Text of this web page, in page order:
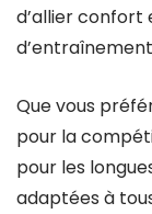
d’allier confort
Que vous
pour la
pour les
adaptées à